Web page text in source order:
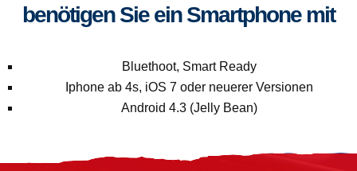
benötigen Sie ein Smartphone mit
Bluethoot, Smart Ready
Iphone ab 4s, iOS 7 oder neuerer Versionen
Android 4.3 (Jelly Bean)